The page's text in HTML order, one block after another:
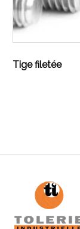
Tige filetée